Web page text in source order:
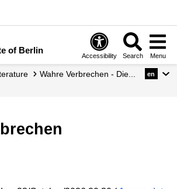
of Berlin
Accessibility Search Menu
Wahre Verbrechen - Die...
en